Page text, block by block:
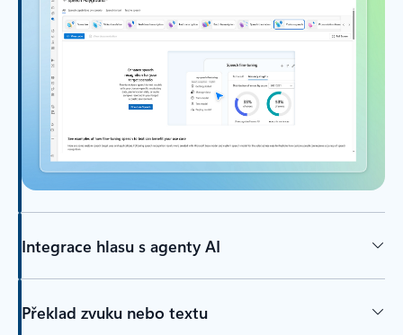
Integrace hlasu s agenty AI
Překlad zvuku nebo textu